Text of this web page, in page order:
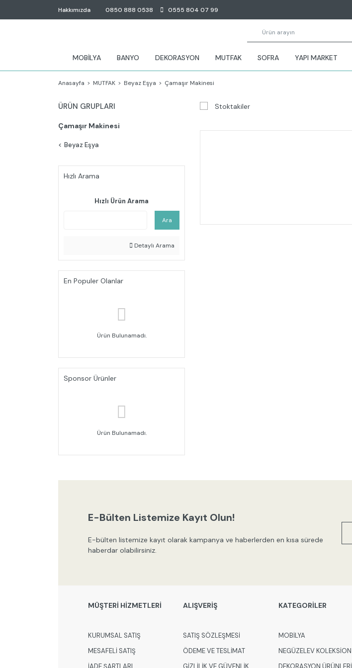
Hakkımızda 0850 888 0538 0555 804 07 99
MOBİLYA BANYO DEKORASYON MUTFAK SOFRA YAPI MARKET
Anasayfa MUTFAK Beyaz Eşya Çamaşır Makinesi
ÜRÜN GRUPLARI
Çamaşır Makinesi
Beyaz Eşya
Hızlı Arama
Hızlı Ürün Arama
Ara
Detaylı Arama
En Populer Olanlar
Ürün Bulunamadı.
Sponsor Ürünler
Ürün Bulunamadı.
Stoktakiler
E-Bülten Listemize Kayıt Olun!
E-bülten listemize kayıt olarak kampanya ve haberlerden en kısa sürede
haberdar olabilirsiniz.
MÜŞTERİ HİZMETLERİ
KURUMSAL SATIŞ
MESAFELİ SATIŞ
İADE ŞARTLARI
ALIŞVERİŞ
SATIŞ SÖZLEŞMESİ
ÖDEME VE TESLİMAT
GİZLİLİK VE GÜVENLİK
KATEGORİLER
MOBİLYA
NEGÜZELEV KOLEKSİON
DEKORASYON ÜRÜNLERİ